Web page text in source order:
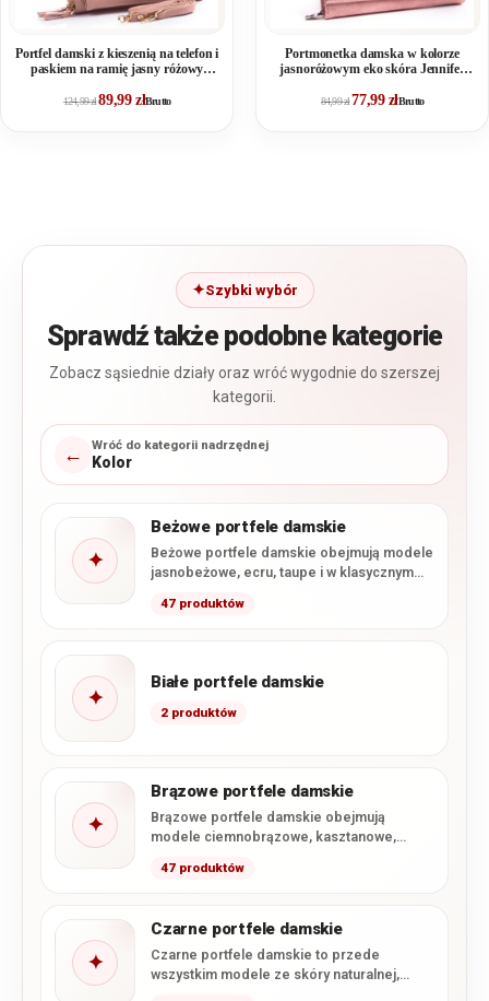
Portfel damski z kieszenią na telefon i
paskiem na ramię jasny różowy
124,99zł89,99 złBrutto
Portmonetka damska w kolorze
jasnoróżowym eko skóra Jennifer
84,99zł77,99 złBrutto
Szybki wybór
Sprawdź także podobne kategorie
Zobacz sąsiednie działy oraz wróć wygodnie do szerszej
kategorii.
← Wróć do kategorii nadrzędnej
Kolor
✦
Beżowe portfele damskie
Beżowe portfele damskie obejmują modele
jasnobeżowe, ecru, taupe i w klasycznym
47 produktów
✦
Białe portfele damskie
2 produktów
✦
Brązowe portfele damskie
Brązowe portfele damskie obejmują
modele ciemnobrązowe, kasztanowe,
ciepłe odcienie beżu.…
47 produktów
✦
Czarne portfele damskie
Czarne portfele damskie to przede
wszystkim modele ze skóry naturalnej,